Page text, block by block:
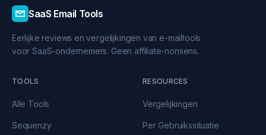
SaaS Email Tools
Eerlijke reviews en vergelijkingen van e-mailtools
voor SaaS-ondernemers. Geen affiliate-nonsens.
TOOLS
Alle Tools
Sequenzy
RESOURCES
Vergelijkingen
Per Gebruikssituatie